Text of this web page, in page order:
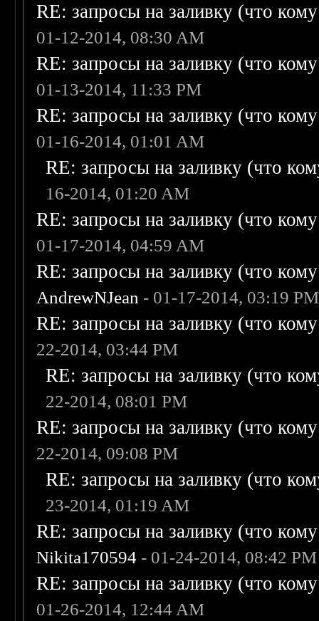
RE: запросы на заливку (что
01-12-2014, 08:30 AM
RE: запросы на заливку (что
01-13-2014, 11:33 PM
RE: запросы на заливку (что
01-16-2014, 01:01 AM
RE: запросы на заливку (что
16-2014, 01:20 AM
RE: запросы на заливку (что
01-17-2014, 04:59 AM
RE: запросы на заливку (что
AndrewNJean - 01-17-2014, 03:19 PM
RE: запросы на заливку (что
22-2014, 03:44 PM
RE: запросы на заливку (что
22-2014, 08:01 PM
RE: запросы на заливку (что
22-2014, 09:08 PM
RE: запросы на заливку (что
23-2014, 01:19 AM
RE: запросы на заливку (что
Nikita170594 - 01-24-2014, 08:42 PM
RE: запросы на заливку (что
01-26-2014, 12:44 AM